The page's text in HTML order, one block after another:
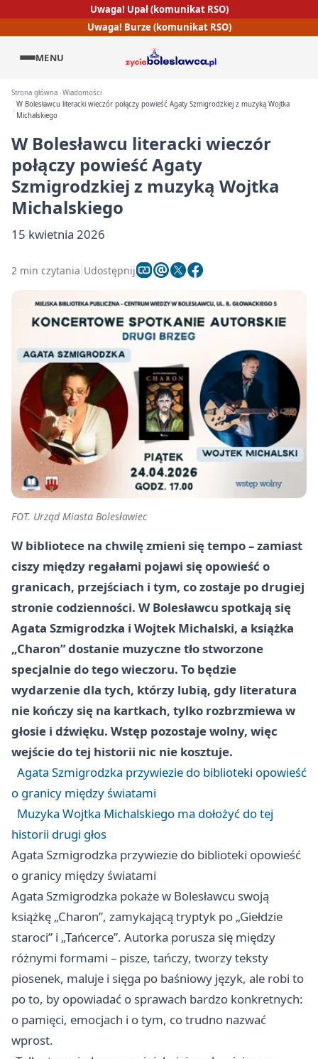
Uwaga! Upał (komunikat RSO)
Uwaga! Burze (komunikat RSO)
MENU
Strona główna Wiadomości
W Bolesławcu literacki wieczór połączy powieść Agaty Szmigrodzkiej z muzyką Wojtka
Michalskiego
W Bolesławcu literacki wieczór
połączy powieść Agaty
Szmigrodzkiej z muzyką Wojtka
Michalskiego
15 kwietnia 2026
2 min czytania Udostępnij
FOT. Urząd Miasta Bolesławiec
W bibliotece na chwilę zmieni się tempo – zamiast
ciszy między regałami pojawi się opowieść o
granicach, przejściach i tym, co zostaje po drugiej
stronie codzienności. W Bolesławcu spotkają się
Agata Szmigrodzka i Wojtek Michalski, a książka
„Charon” dostanie muzyczne tło stworzone
specjalnie do tego wieczoru. To będzie
wydarzenie dla tych, którzy lubią, gdy literatura
nie kończy się na kartkach, tylko rozbrzmiewa w
głosie i dźwięku. Wstęp pozostaje wolny, więc
wejście do tej historii nic nie kosztuje.
Agata Szmigrodzka przywiezie do biblioteki opowieść
o granicy między światami
Muzyka Wojtka Michalskiego ma dołożyć do tej
historii drugi głos
Agata Szmigrodzka przywiezie do biblioteki opowieść
o granicy między światami
Agata Szmigrodzka pokaże w Bolesławcu swoją
książkę „Charon”, zamykającą tryptyk po „Giełdzie
staroci” i „Tańcerce”. Autorka porusza się między
różnymi formami – pisze, tańczy, tworzy teksty
piosenek, maluje i sięga po baśniowy język, ale robi to
po to, by opowiadać o sprawach bardzo konkretnych:
o pamięci, emocjach i o tym, co trudno nazwać
wprost.